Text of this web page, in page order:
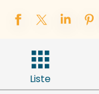
Liste